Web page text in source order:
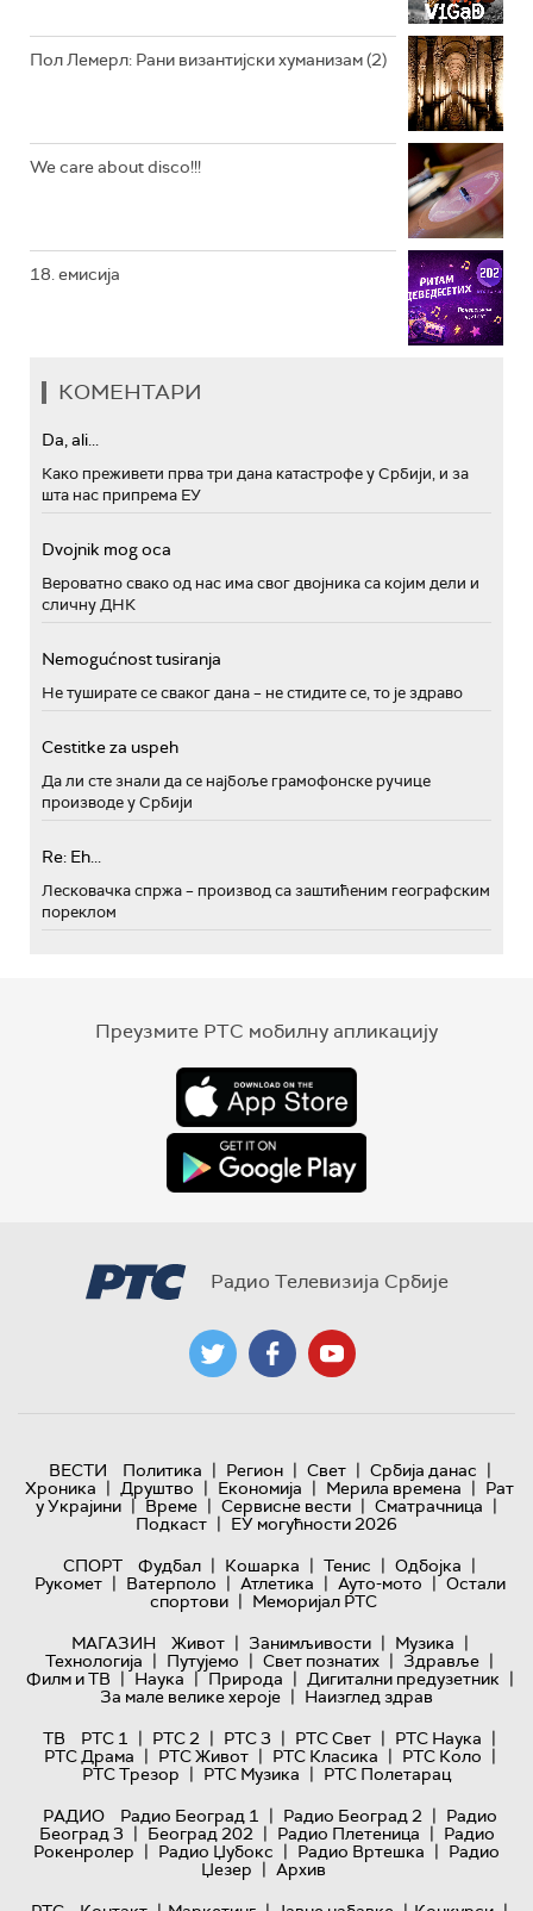
Пол Лемерл: Рани византијски хуманизам (2)
We care about disco!!!
18. емисија
КОМЕНТАРИ
Da, ali...
Како преживети прва три дана катастрофе у Србији, и за
шта нас припрема ЕУ
Dvojnik mog oca
Вероватно свако од нас има свог двојника са којим дели и
сличну ДНК
Nemogućnost tusiranja
Не туширате се сваког дана – не стидите се, то је здраво
Cestitke za uspeh
Да ли сте знали да се најбоље грамофонске ручице
производе у Србији
Re: Eh...
Лесковачка спржа – производ са заштићеним географским
пореклом
Преузмите РТС мобилну апликацију
Радио Телевизија Србије
ВЕСТИ Политика | Регион | Свет | Србија данас |
Хроника | Друштво | Економија | Мерила времена | Рат
у Украјини | Време | Сервисне вести | Сматрачница |
Подкаст | ЕУ могућности 2026
СПОРТ
Фудбал | Кошарка | Тенис | Одбојка |
Рукомет | Ватерполо | Атлетика | Ауто-мото | Остали
спортови | Меморијал РТС
МАГАЗИН
Живот | Занимљивости | Музика |
Технологијa | Путујемо | Свет познатих | Здравље |
Филм и ТВ | Наука | Природа | Дигитални предузетник |
За мале велике хероје | Наизглед здрав
ТВ
РТС 1 | РТС 2 | РТС 3 | РТС Свет | РТС Наука |
РТС Драма | РТС Живот | РТС Класика | РТС Коло |
РТС Трезор | РТС Музика | РТС Полетарац
РАДИО
Радио Београд 1 | Радио Београд 2 | Радио
Београд 3 | Београд 202 | Радио Плетеница | Радио
Рокенролер | Радио Џубокс | Радио Вртешка | Радио
Џезер | Архив